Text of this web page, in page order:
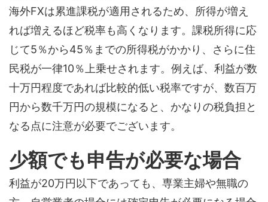
海外FXは累進課税が適用されるため、所得が増え
れば増えるほど税率も高くなります。課税所得に応
じて5％から45％までの所得税がかかり、さらに住
民税が一律10％上乗せされます。例えば、利益が数
十万円程度であれば比較的低い税率ですが、数百万
円から数千万円の規模になると、かなりの税負担と
なる点に注意が必要でございます。
少額でも申告が必要な場合
利益が20万円以下であっても、専業主婦や無職の